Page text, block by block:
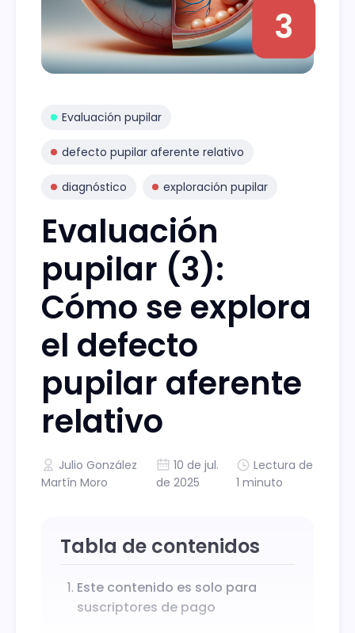
3
Evaluación pupilar
defecto pupilar aferente relativo
diagnóstico exploración pupilar
Evaluación
pupilar (3):
Cómo se explora
el defecto
pupilar aferente
relativo
Julio González
Martín Moro
10 de jul.
de 2025
Lectura de
1 minuto
Tabla de contenidos
Este contenido es solo para
suscriptores de pago